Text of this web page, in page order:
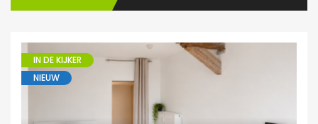
IN DE KIJKER
NIEUW